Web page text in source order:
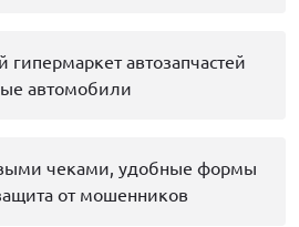
автозапчастей
автомобили
чеками, удобные формы
от мошенников